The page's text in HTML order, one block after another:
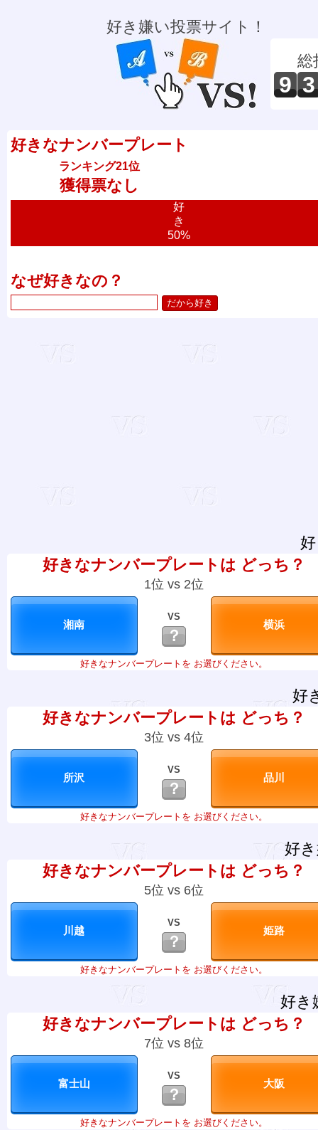
好き嫌い投票サイト！
総
9 3
好きなナンバープレート
ランキング21位
獲得票なし
好
き
50%
なぜ好きなの？
好きなナンバープレートは どっち？
1位 vs 2位
VS
？
好きなナンバープレートを お選びください。
好
好きなナンバープレートは どっち？
3位 vs 4位
VS
？
好きなナンバープレートを お選びください。
好
好きなナンバープレートは どっち？
5位 vs 6位
VS
？
好きなナンバープレートを お選びください。
好き
好きなナンバープレートは どっち？
7位 vs 8位
VS
？
好きなナンバープレートを お選びください。